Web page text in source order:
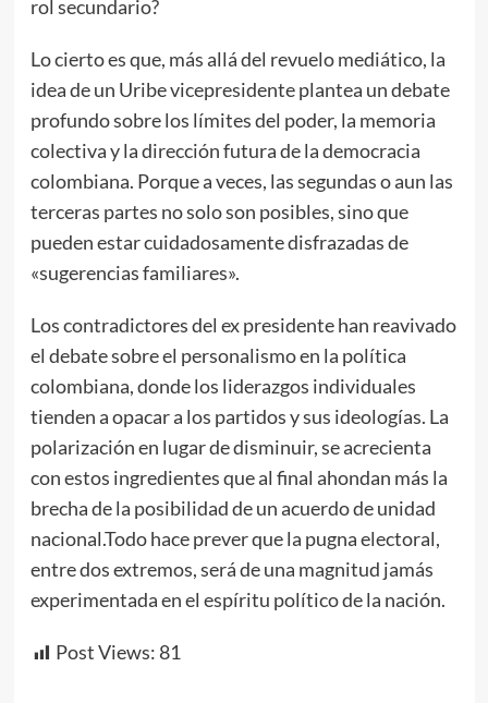
rol secundario?
Lo cierto es que, más allá del revuelo mediático, la
idea de un Uribe vicepresidente plantea un debate
profundo sobre los límites del poder, la memoria
colectiva y la dirección futura de la democracia
colombiana. Porque a veces, las segundas o aun las
terceras partes no solo son posibles, sino que
pueden estar cuidadosamente disfrazadas de
«sugerencias familiares».
Los contradictores del ex presidente han reavivado
el debate sobre el personalismo en la política
colombiana, donde los liderazgos individuales
tienden a opacar a los partidos y sus ideologías. La
polarización en lugar de disminuir, se acrecienta
con estos ingredientes que al final ahondan más la
brecha de la posibilidad de un acuerdo de unidad
nacional.Todo hace prever que la pugna electoral,
entre dos extremos, será de una magnitud jamás
experimentada en el espíritu político de la nación.
Post Views: 81